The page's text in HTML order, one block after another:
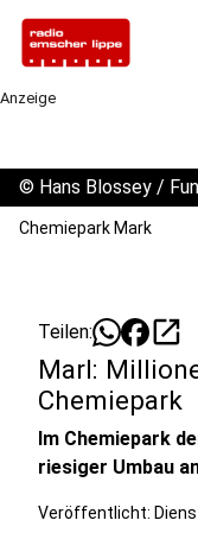
Anzeige
© Hans Blossey /
Chemiepark Mark
Teilen: open_in_new
Marl:
Chemiepark
Im Chemiepark
riesiger Umbau
Veröffentlicht: